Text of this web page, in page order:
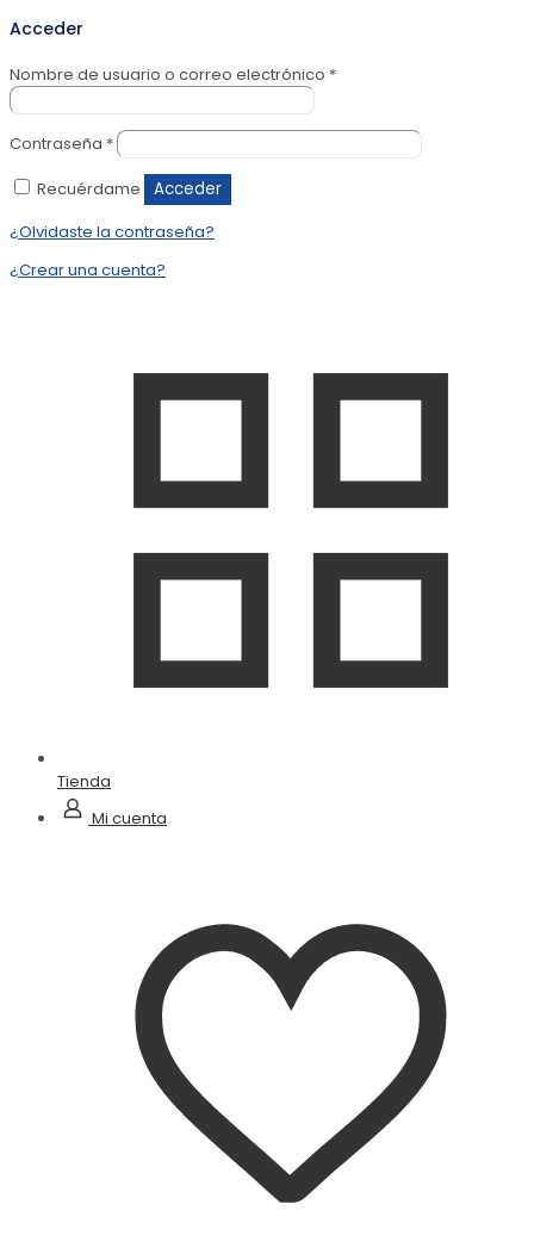
Acceder
Nombre de usuario o correo electrónico *
Contraseña *
Recuérdame
Acceder
¿Olvidaste la contraseña?
¿Crear una cuenta?
Tienda
Mi cuenta